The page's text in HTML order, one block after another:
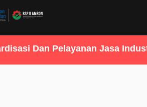
Dan Pelayanan Jasa Industri